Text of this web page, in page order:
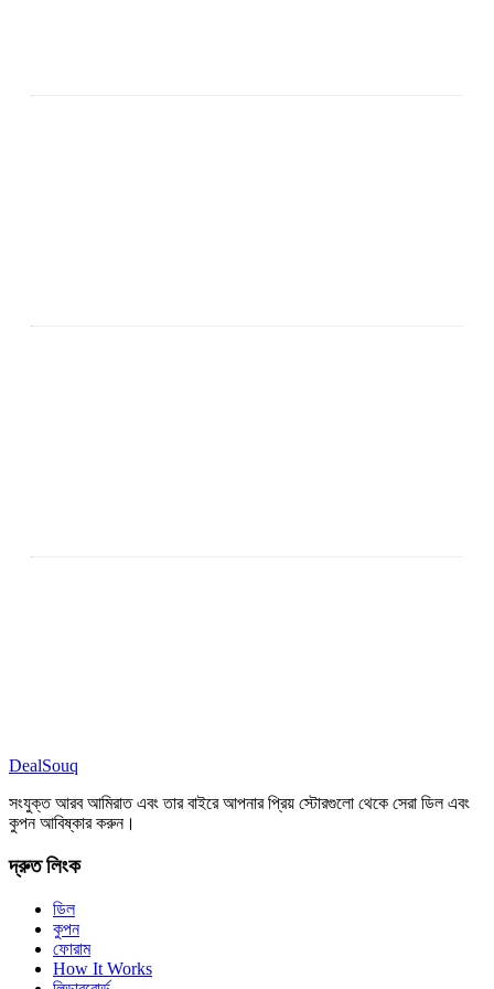
DealSouq
সংযুক্ত আরব আমিরাত এবং তার বাইরে আপনার প্রিয় স্টোরগুলো থেকে সেরা ডিল এবং
কুপন আবিষ্কার করুন।
দ্রুত লিংক
ডিল
কুপন
ফোরাম
How It Works